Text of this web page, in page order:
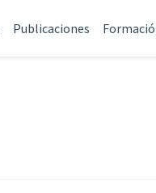
Publicaciones